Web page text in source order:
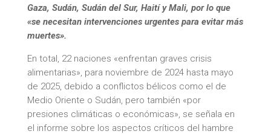
Gaza, Sudán, Sudán del Sur, Haití y Mali, por lo que
«se necesitan intervenciones urgentes para evitar más
muertes».
En total, 22 naciones «enfrentan graves crisis
alimentarias», para noviembre de 2024 hasta mayo
de 2025, debido a conflictos bélicos como el de
Medio Oriente o Sudán, pero también «por
presiones climáticas o económicas», se señala en
el informe sobre los aspectos críticos del hambre